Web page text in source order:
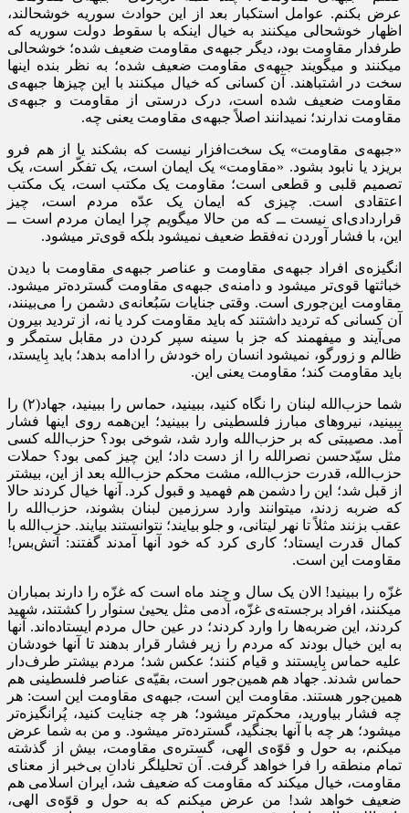
عرض بکنم. عوامل استکبار بعد از این حوادث سوریه خوشحالند،
اظهار خوشحالی میکنند به خیال اینکه با سقوط دولت سوریه که
طرفدار مقاومت بود، دیگر جبهه‌ی مقاومت ضعیف شده؛ خوشحالی
میکنند و میگویند جبهه‌ی مقاومت ضعیف شده؛ به نظر بنده اینها
سخت در اشتباهند. آن کسانی که خیال میکنند با این چیزها جبهه‌ی
مقاومت ضعیف شده است، درک درستی از مقاومت و جبهه‌ی
مقاومت ندارند؛ نمیدانند اصلاً جبهه‌ی مقاومت یعنی چه.
«جبهه‌ی مقاومت» یک سخت‌افزار نیست که بشکند یا از هم فرو
بریزد یا نابود بشود. «مقاومت» یک ایمان است، یک تفکّر است، یک
تصمیم قلبی و قطعی است؛ مقاومت یک مکتب است، یک مکتب
اعتقادی است. چیزی که ایمان یک عدّه مردم است، چیز
قراردادی‌ای نیست ــ که من حالا میگویم چرا ایمان مردم است ــ
این، با فشار آوردن نه‌فقط ضعیف نمیشود بلکه قوی‌تر میشود.
انگیزه‌ی افراد جبهه‌ی مقاومت و عناصر جبهه‌ی مقاومت با دیدن
خباثتها قوی‌تر میشود و دامنه‌ی جبهه‌ی مقاومت گسترده‌تر میشود.
مقاومت این‌جوری است. وقتی جنایات سَبُعانه‌ی دشمن را می‌بینند،
آن کسانی که تردید داشتند که باید مقاومت کرد یا نه، از تردید بیرون
می‌آیند و میفهمند که جز با سینه سپر کردن در مقابل ستمگر و
ظالم و زورگو، نمیشود انسان راه خودش را ادامه بدهد؛ باید بِایستد،
باید مقاومت کند؛ مقاومت یعنی این.
شما حزب‌الله لبنان را نگاه کنید، ببینید، حماس را ببینید، جهاد(۲)را
ببینید، نیروهای مبارز فلسطینی را ببینید؛ این‌همه روی اینها فشار
آمد. مصیبتی که بر حزب‌الله وارد شد، شوخی بود؟ حزب‌الله کسی
مثل سیّدحسن نصرالله را از دست داد؛ این چیز کمی بود؟ حملات
حزب‌الله، قدرت حزب‌الله، مشت محکم حزب‌الله بعد از این، بیشتر
از قبل شد؛ این را دشمن هم فهمید و قبول کرد. آنها خیال کردند حالا
که ضربه زدند، میتوانند وارد سرزمین لبنان بشوند، حزب‌الله را
عقب بزنند مثلاً تا نهر لیتانی، و جلو بیایند؛ نتوانستند بیایند. حزب‌الله با
کمال قدرت ایستاد؛ کاری کرد که خود آنها آمدند گفتند: آتش‌بس!
مقاومت این است.
غزّه را ببینید! الان یک سال و چند ماه است که غزّه را دارند بمباران
میکنند، افراد برجسته‌ی غزّه، آدمی مثل یحییٰ سنوار را کشتند، شهید
کردند، این ضربه‌ها را وارد کردند؛ در عین حال مردم ایستاده‌اند. آنها
به این خیال بودند که مردم را زیر فشار قرار بدهند تا آنها خودشان
علیه حماس بِایستند و قیام کنند؛ عکس شد؛ مردم بیشتر طرف‌دار
حماس شدند. جهاد هم همین‌جور است، بقیّه‌ی عناصر فلسطینی هم
همین‌جور هستند. مقاومت این است، جبهه‌ی مقاومت این است: هر
چه فشار بیاورید، محکم‌تر میشود؛ هر چه جنایت کنید، پُرانگیزه‌تر
میشود؛ هر چه با آنها بجنگید، گسترده‌تر میشود. و من به شما عرض
میکنم، به حول و قوّه‌ی الهی، گستره‌ی مقاومت، بیش از گذشته
تمام منطقه را فرا خواهد گرفت. آن تحلیلگر نادانِ بی‌خبر از معنای
مقاومت، خیال میکند که مقاومت که ضعیف شد، ایران اسلامی هم
ضعیف خواهد شد! من عرض میکنم که به حول و قوّه‌ی الهی،